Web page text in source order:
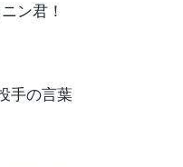
ン君！
手の言葉